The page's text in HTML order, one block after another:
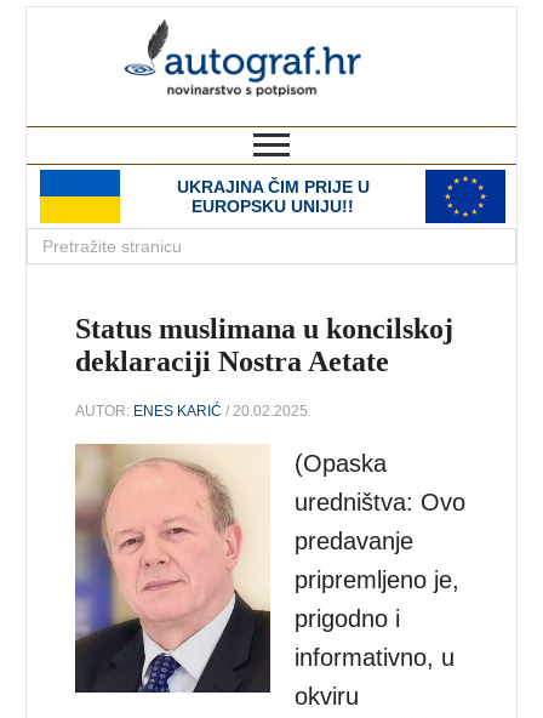
UKRAJINA ČIM PRIJE U
EUROPSKU UNIJU!!
Status muslimana u koncilskoj
deklaraciji Nostra Aetate
AUTOR: ENES KARIĆ / 20.02.2025.
(Opaska
uredništva: Ovo
predavanje
pripremljeno je,
prigodno i
informativno, u
okviru